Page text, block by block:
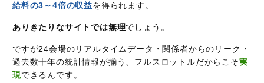
給料の3～4倍の収益を得られます。
ありきたりなサイトでは無理でしょう。
ですが24会場のリアルタイムデータ・関係者からのリーク・
過去数十年の統計情報が揃う、フルスロットルだからこそ実
現できるんです。